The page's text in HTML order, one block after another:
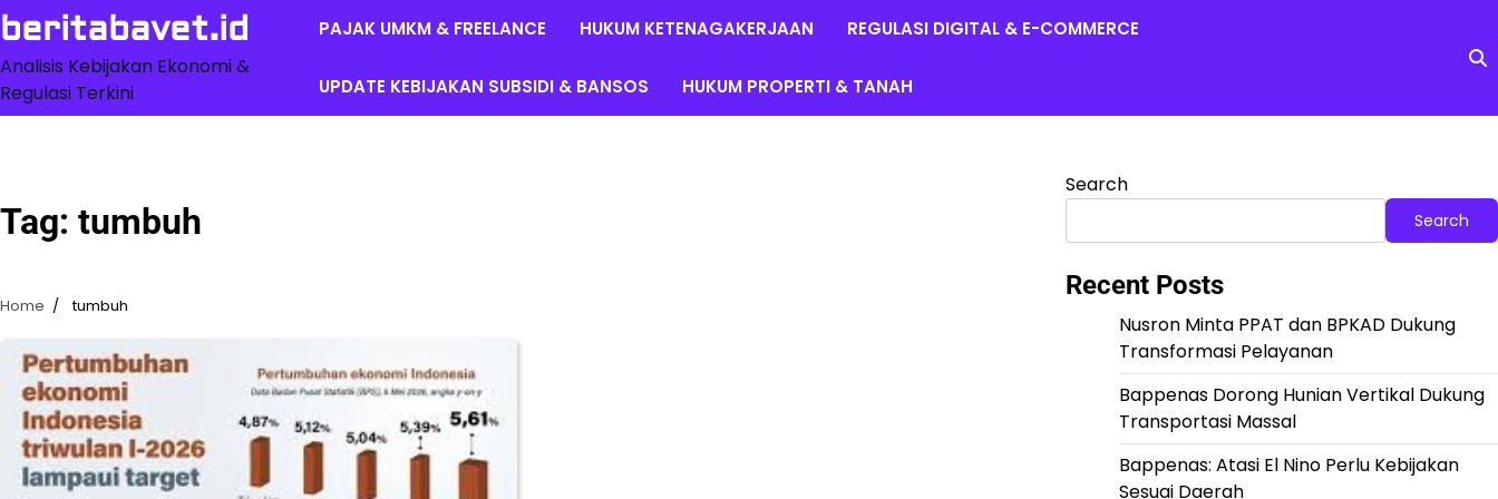
Skip
to
content
beritabavet.id
Analisis Kebijakan Ekonomi &
Regulasi Terkini
PAJAK UMKM & FREELANCE HUKUM KETENAGAKERJAAN REGULASI DIGITAL & E-COMMERCE
UPDATE KEBIJAKAN SUBSIDI & BANSOS HUKUM PROPERTI & TANAH
Tag: tumbuh
Home tumbuh
Search
Search
Recent Posts
Nusron Minta PPAT dan BPKAD Dukung
Transformasi Pelayanan
Bappenas Dorong Hunian Vertikal Dukung
Transportasi Massal
Bappenas: Atasi El Nino Perlu Kebijakan
Sesuai Daerah